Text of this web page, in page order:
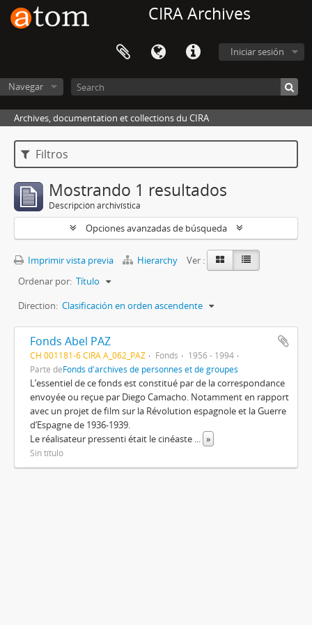
CIRA Archives
Iniciar sesión
Navegar
Archives, documentation et collections du CIRA
Filtros
Mostrando 1 resultados
Descripción archivística
Opciones avanzadas de búsqueda
Imprimir vista previa Hierarchy
Ver :
Ordenar por: Título
Direction: Clasificación en orden ascendente
Fonds Abel PAZ
CH 001181-6 CIRA A_062_PAZ Fonds
1956 - 1994
Parte deFonds d'archives de personnes et de groupes
L’essentiel de ce fonds est constitué par de la correspondance
envoyée ou reçue par Diego Camacho. Notamment en rapport
avec un projet de film sur la Révolution espagnole et la Guerre
d’Espagne de 1936-1939.
Le réalisateur pressenti était le cinéaste ... »
Sin título